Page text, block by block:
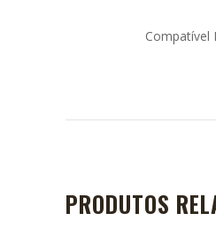
Compatível
PRODUTOS